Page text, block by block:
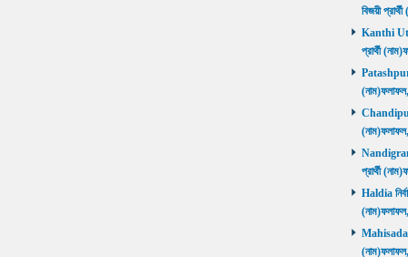
বিজয়ী
Kanthi
প্রার্থী
Patashpur
Chandipur
Nandigram
প্রার্থী
Haldia
Mahisadal